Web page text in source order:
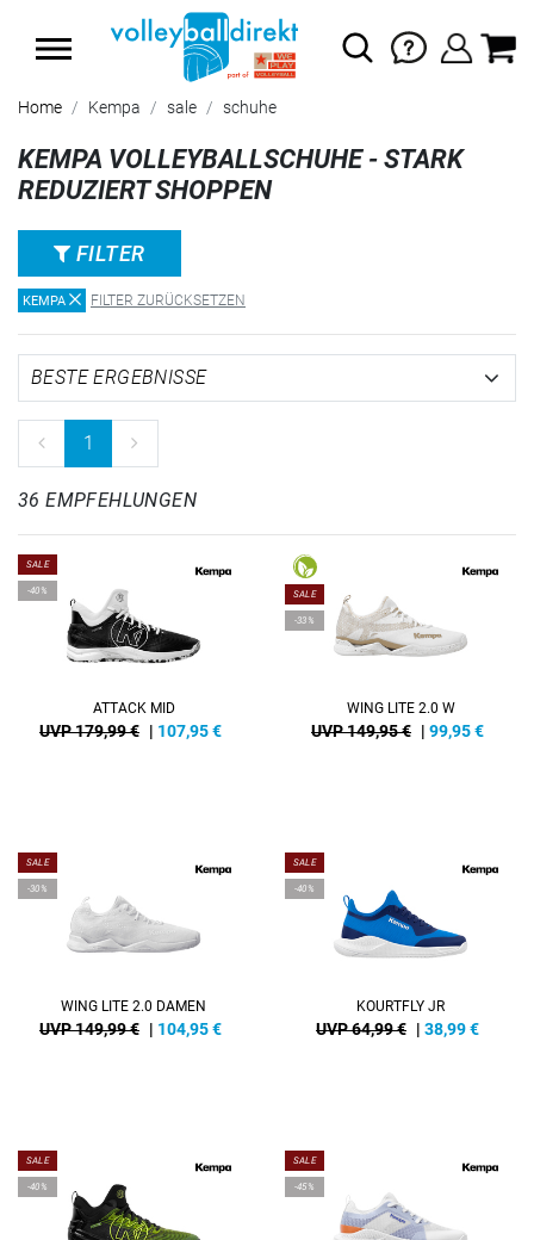
SUMMER SALE: SPARE BIS ZU 65%
Home Kempa sale schuhe
KEMPA VOLLEYBALLSCHUHE - STARK
REDUZIERT SHOPPEN
FILTER
KEMPA FILTER ZURÜCKSETZEN
1
36 EMPFEHLUNGEN
SALE
-40%
ATTACK MID
UVP 179,99 € | 107,95€
SALE
-33%
WING LITE 2.0 W
UVP 149,95 € | 99,95€
SALE
-30%
WING LITE 2.0 DAMEN
UVP 149,99 € | 104,95€
SALE
-40%
KOURTFLY JR
UVP 64,99 € | 38,99€
SALE
-40%
SALE
-45%